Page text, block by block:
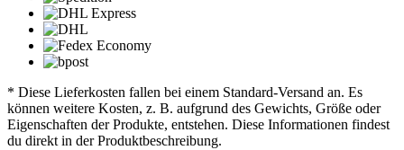
* Diese Lieferkosten fallen bei einem Standard-Versand an. Es
können weitere Kosten, z. B. aufgrund des Gewichts, Größe oder
Eigenschaften der Produkte, entstehen. Diese Informationen findest
du direkt in der Produktbeschreibung.